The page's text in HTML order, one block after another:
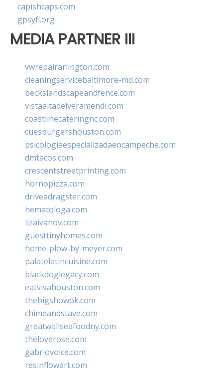
capishcaps.com
gpsyfl.org
MEDIA PARTNER III
vwrepairarlington.com
cleaningservicebaltimore-md.com
beckslandscapeandfence.com
vistaaltadelveramendi.com
coastlinecateringnc.com
cuesburgershouston.com
psicologiaespecializadaencampeche.com
dmtacos.com
crescentstreetprinting.com
hornopizza.com
driveadragster.com
hematologa.com
lizaivanov.com
guesttinyhomes.com
home-plow-by-meyer.com
palatelatincuisine.com
blackdoglegacy.com
eatvivahouston.com
thebigshowok.com
chimeandstave.com
greatwallseafoodny.com
theloverose.com
gabriovoice.com
resinflowart.com